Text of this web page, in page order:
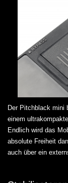
Der Pitchblack mini
einem
Endlich wird das
absolute Freiheit
auch über ein